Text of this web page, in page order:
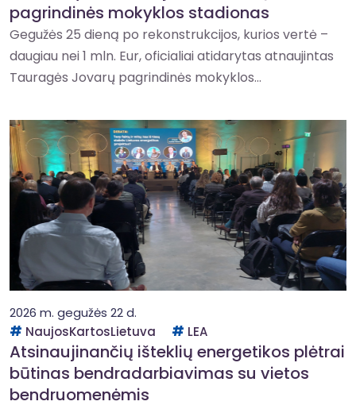
pagrindinės mokyklos stadionas
Gegužės 25 dieną po rekonstrukcijos, kurios vertė –
daugiau nei 1 mln. Eur, oficialiai atidarytas atnaujintas
Tauragės Jovarų pagrindinės mokyklos...
2026 m. gegužės 22 d.
NaujosKartosLietuva
LEA
Atsinaujinančių išteklių energetikos plėtrai
būtinas bendradarbiavimas su vietos
bendruomenėmis